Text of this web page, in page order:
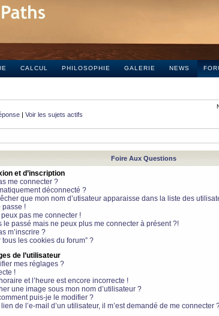
CALCUL PHILOSOPHIE GALERIE NEWS
| Voir les sujets actifs
Foire Aux Questions
et d’inscription
me connecter ?
déconnecté ?
que mon nom d’utisateur apparaisse dans la liste des
passe !
pas me connecter !
le passé mais ne peux plus me connecter à présent ?!
m’inscrire ?
les cookies du forum” ?
de l’utilisateur
mes réglages ?
!
et l’heure est encore incorrecte !
une image sous mon nom d’utilisateur ?
puis-je le modifier ?
de l’e-mail d’un utilisateur, il m’est demandé de me connecter